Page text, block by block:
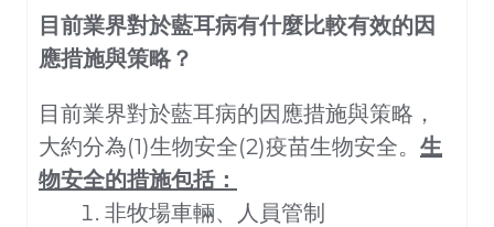
目前業界對於藍耳病有什麼比較有效的因
應措施與策略？
目前業界對於藍耳病的因應措施與策略，
大約分為(1)生物安全(2)疫苗生物安全。 生
物安全的措施包括：
非牧場車輛、人員管制